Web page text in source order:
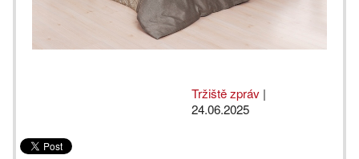
Tržiště zpráv |
24.06.2025